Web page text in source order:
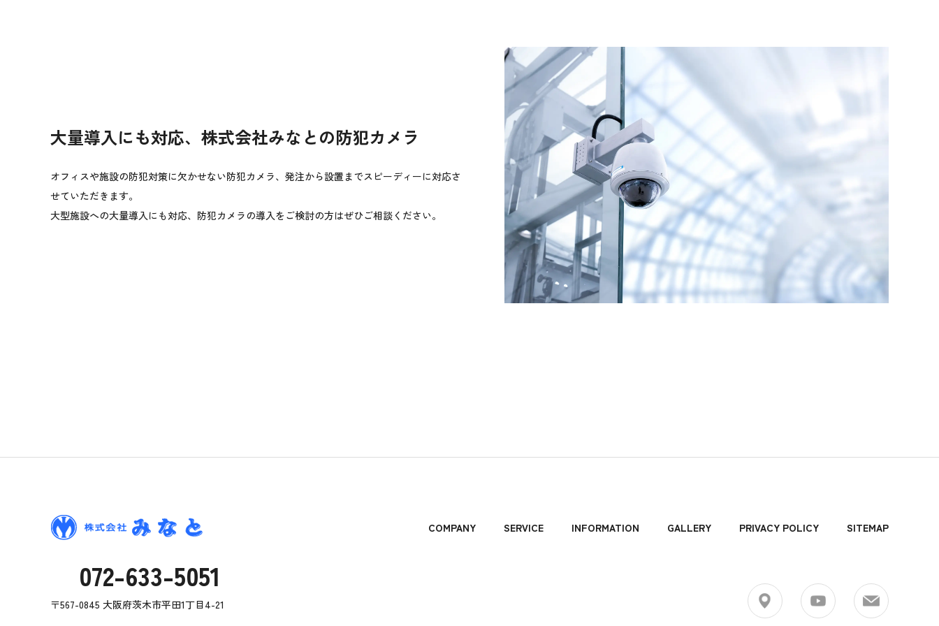
大量導入にも対応、株式会社みなとの防犯カメラ
オフィスや施設の防犯対策に欠かせない防犯カメラ、発注から設置までスピーディーに対応さ
せていただきます。
大型施設への大量導入にも対応、防犯カメラの導入をご検討の方はぜひご相談ください。
072-633-5051
〒567-0845 大阪府茨木市平田1丁目4-21
COMPANY SERVICE INFORMATION GALLERY PRIVACY POLICY SITEMAP